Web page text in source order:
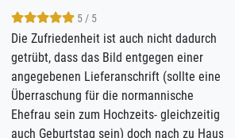
5 / 5
ist auch nicht dadurch
das Bild entgegen einer
Lieferanschrift (sollte eine
für die normannische
zum Hochzeits- gleichzeitig
sein) doch nach zu Hause